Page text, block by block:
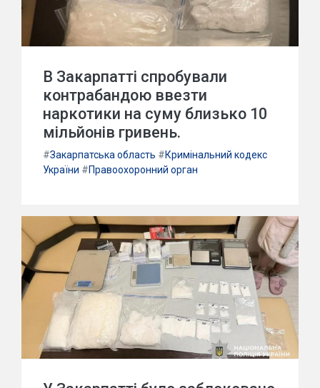
В Закарпатті спробували
контрабандою ввезти
наркотики на суму близько 10
мільйонів гривень.
#Закарпатська область #Кримінальний кодекс
України #Правоохоронний орган